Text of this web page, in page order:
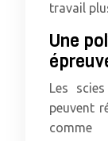
travail
Une
Les
peuvent